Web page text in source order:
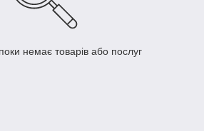
немає товарів або послуг